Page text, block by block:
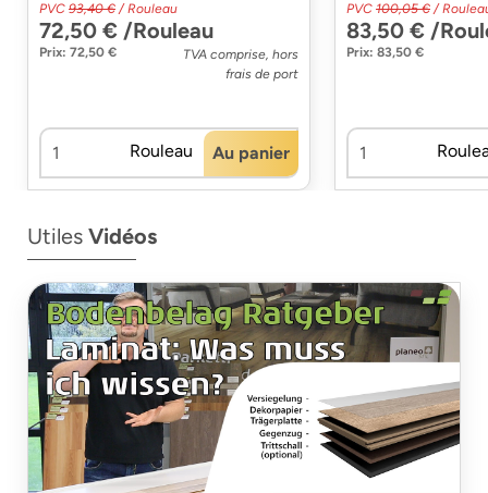
PVC 93,40 € / Rouleau
72,50 € /Rouleau
Prix: 72,50 €
TVA comprise, hors
frais de port
Rouleau Au panier
PVC 100,05 € /
83,50 € /
Prix: 83,50 €
Utiles Vidéos